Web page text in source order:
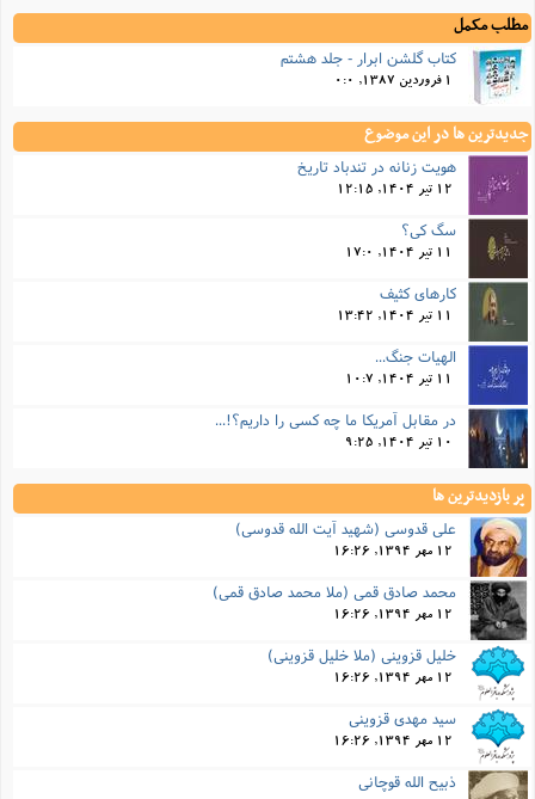
مطلب مکمل
کتاب گلشن ابرار - جلد هشتم
جدیدترین ها در این موضوع
هویت زنانه در تندباد تاریخ
12 تیر 1404, 12:15
سگ کی؟
11 تیر 1404, 17:0
کارهای کثیف
11 تیر 1404, 13:42
الهیات جنگ...
11 تیر 1404, 10:7
در مقابل آمریکا ما چه کسی را داریم؟!...
10 تیر 1404, 9:25
پر بازدیدترین ها
علی قدوسی (شهید آیت الله قدوسی)
12 مهر 1394, 16:26
محمد صادق قمی (ملا محمد صادق قمی)
12 مهر 1394, 16:26
خلیل قزوینی (ملا خلیل قزوینی)
12 مهر 1394, 16:26
سید مهدی قزوینی
12 مهر 1394, 16:26
ذبیح الله قوچانی